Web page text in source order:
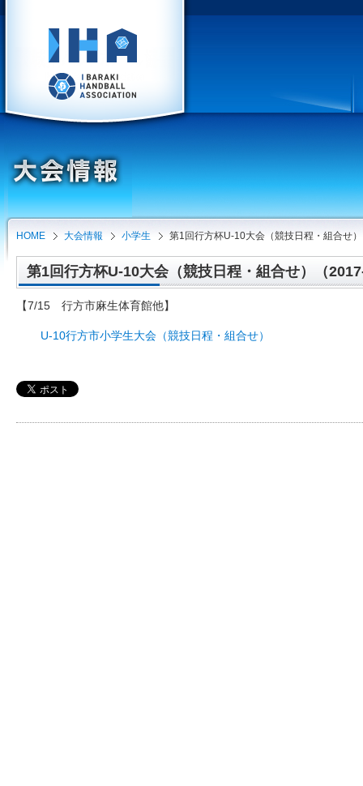
HOME 大会情報 小学生 第1回行方杯U-10大会（競技日程・組合せ）
第1回行方杯U-10大会（競技日程・組合せ）（
【7/15 行方市麻生体育館他】
U-10行方市小学生大会（競技日程・組合せ）